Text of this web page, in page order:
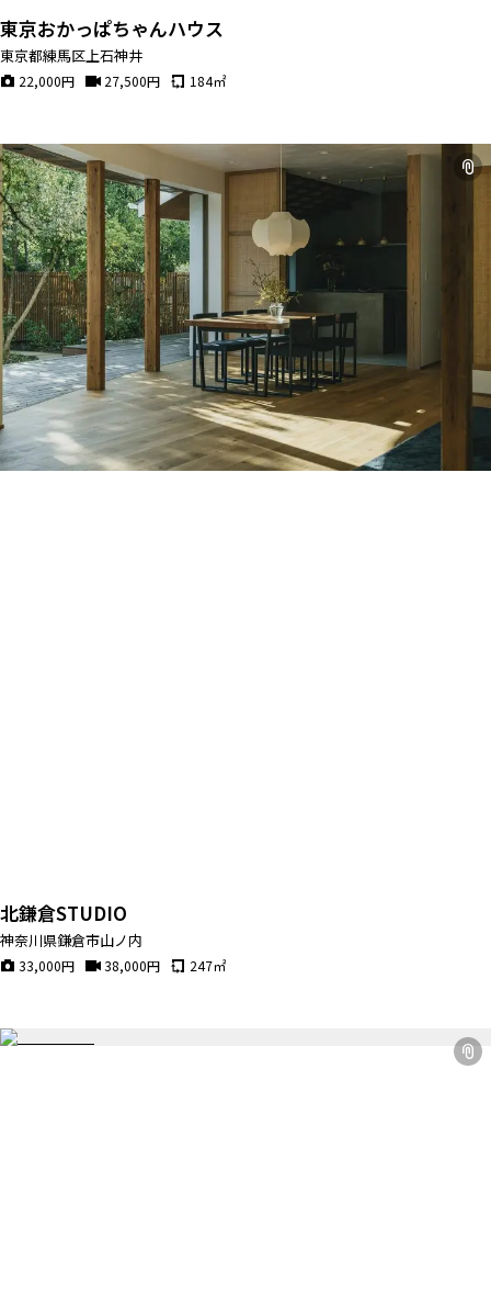
東京おかっぱちゃんハウス
東京都練馬区上石神井
22,000円 27,500円 184㎡
北鎌倉STUDIO
神奈川県鎌倉市山ノ内
33,000円 38,000円 247㎡